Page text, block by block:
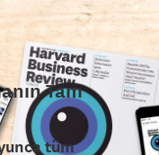
Tam
tüm